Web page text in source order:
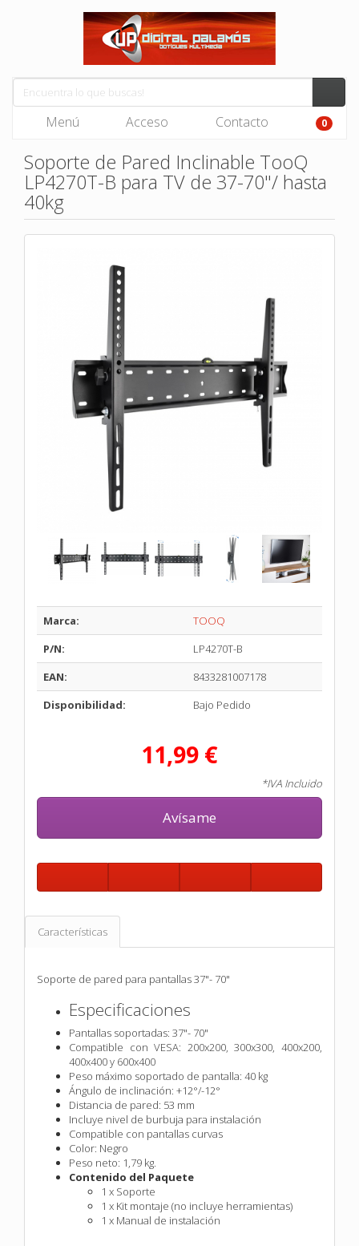
Menú Acceso Contacto 0
Soporte de Pared Inclinable TooQ
LP4270T-B para TV de 37-70"/ hasta
40kg
Marca:
TOOQ
P/N:
LP4270T-B
EAN:
8433281007178
Disponibilidad:
Bajo Pedido
11,99 €
*IVA Incluido
Avísame
Características
Soporte de pared para pantallas 37"- 70"
Especificaciones
Pantallas soportadas: 37"- 70"
Compatible con VESA: 200x200, 300x300, 400x200,
400x400 y 600x400
Peso máximo soportado de pantalla: 40 kg
Ángulo de inclinación: +12°/-12°
Distancia de pared: 53 mm
Incluye nivel de burbuja para instalación
Compatible con pantallas curvas
Color: Negro
Peso neto: 1,79 kg.
Contenido del Paquete
1 x Soporte
1 x Kit montaje (no incluye herramientas)
1 x Manual de instalación